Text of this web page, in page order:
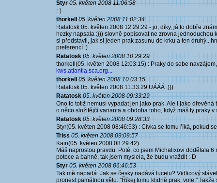
Styr 05. květen 2008 11:06:58
:-)
thorkell 05. květen 2008 11:02:34
Ratatosk 05. květen 2008 12:29:29 - jo, díky, já to dobře
hezky napsala :))) slovně popisovat ne zrovna jednoduchou
si představil, jak si jeden prak zasunu do krku a ten
preferencí :)
Ratatosk 05. květen 2008 10:29:29
thorkell(05. květen 2008 12:03:15) : Praky do sebe
kws.atlantia.sca.org...
thorkell 05. květen 2008 10:03:15
Ratatosk 05. květen 2008 11:33:29 UÁÁÁ :)))
Ratatosk 05. květen 2008 09:33:29
Ono to totiž nemusí vypadat jen jako prak. Ale i jako
o něco složitějčí varianta a obdoba toho, když máš ty praky
Ratatosk 05. květen 2008 09:28:33
Styr(05. květen 2008 08:46:53) : Cívka se tomu říká, pokud
Triss 05. květen 2008 09:09:57
Kain(05. květen 2008 08:29:42) :
Máš naprostou pravdu. Poté, co jsem Michalixovi dodělala
potoce a bahně, tak jsem myslela, že budu vraždit :-D
Styr 05. květen 2008 06:46:53
Tak mě napadá: Jak se česky nadává lucetu? Vidlicový
pronesl památnou větu: "Říkej tomu klidně prak, vole." Takže